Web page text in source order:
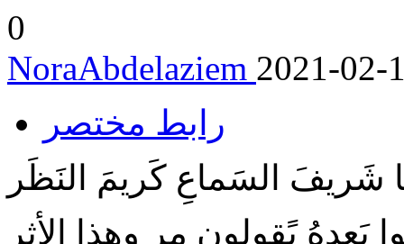
0
NoraAbdelaziem 2021-02-
رابط مختصر
السَماعِ كَريمَ النَظَر
بَعدهُ يًقولون مر وهذا الأثر